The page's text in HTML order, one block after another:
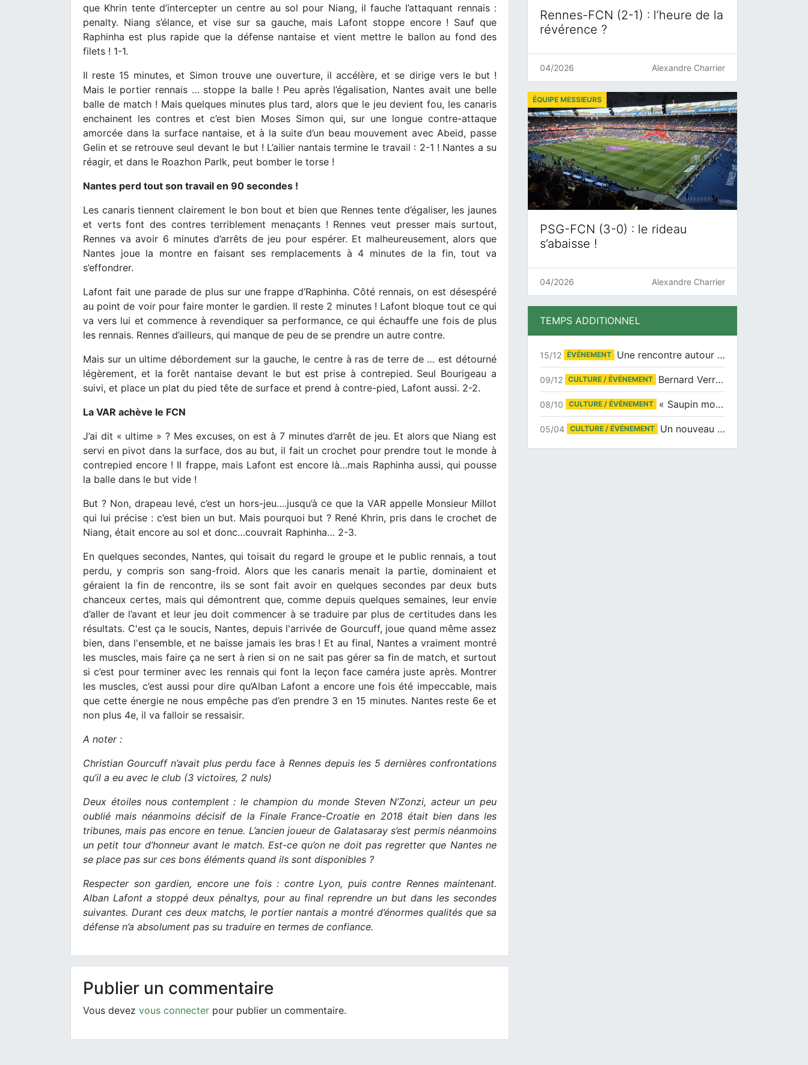
que Khrin tente d’intercepter un centre au sol pour Niang, il fauche l’attaquant rennais :
penalty. Niang s’élance, et vise sur sa gauche, mais Lafont stoppe encore ! Sauf que
Raphinha est plus rapide que la défense nantaise et vient mettre le ballon au fond des
filets ! 1-1.
Il reste 15 minutes, et Simon trouve une ouverture, il accélère, et se dirige vers le but !
Mais le portier rennais … stoppe la balle ! Peu après l’égalisation, Nantes avait une belle
balle de match ! Mais quelques minutes plus tard, alors que le jeu devient fou, les canaris
enchainent les contres et c’est bien Moses Simon qui, sur une longue contre-attaque
amorcée dans la surface nantaise, et à la suite d’un beau mouvement avec Abeid, passe
Gelin et se retrouve seul devant le but ! L’ailier nantais termine le travail : 2-1 ! Nantes a su
réagir, et dans le Roazhon Parlk, peut bomber le torse !
Nantes perd tout son travail en 90 secondes !
Les canaris tiennent clairement le bon bout et bien que Rennes tente d’égaliser, les jaunes
et verts font des contres terriblement menaçants ! Rennes veut presser mais surtout,
Rennes va avoir 6 minutes d’arrêts de jeu pour espérer. Et malheureusement, alors que
Nantes joue la montre en faisant ses remplacements à 4 minutes de la fin, tout va
s’effondrer.
Lafont fait une parade de plus sur une frappe d’Raphinha. Côté rennais, on est désespéré
au point de voir pour faire monter le gardien. Il reste 2 minutes ! Lafont bloque tout ce qui
va vers lui et commence à revendiquer sa performance, ce qui échauffe une fois de plus
les rennais. Rennes d’ailleurs, qui manque de peu de se prendre un autre contre.
Mais sur un ultime débordement sur la gauche, le centre à ras de terre de … est détourné
légèrement, et la forêt nantaise devant le but est prise à contrepied. Seul Bourigeau a
suivi, et place un plat du pied tête de surface et prend à contre-pied, Lafont aussi. 2-2.
La VAR achève le FCN
J’ai dit « ultime » ? Mes excuses, on est à 7 minutes d’arrêt de jeu. Et alors que Niang est
servi en pivot dans la surface, dos au but, il fait un crochet pour prendre tout le monde à
contrepied encore ! Il frappe, mais Lafont est encore là…mais Raphinha aussi, qui pousse
la balle dans le but vide !
But ? Non, drapeau levé, c’est un hors-jeu….jusqu’à ce que la VAR appelle Monsieur Millot
qui lui précise : c’est bien un but. Mais pourquoi but ? René Khrin, pris dans le crochet de
Niang, était encore au sol et donc…couvrait Raphinha… 2-3.
En quelques secondes, Nantes, qui toisait du regard le groupe et le public rennais, a tout
perdu, y compris son sang-froid. Alors que les canaris menait la partie, dominaient et
géraient la fin de rencontre, ils se sont fait avoir en quelques secondes par deux buts
chanceux certes, mais qui démontrent que, comme depuis quelques semaines, leur envie
d’aller de l’avant et leur jeu doit commencer à se traduire par plus de certitudes dans les
résultats. C'est ça le soucis, Nantes, depuis l'arrivée de Gourcuff, joue quand même assez
bien, dans l'ensemble, et ne baisse jamais les bras ! Et au final, Nantes a vraiment montré
les muscles, mais faire ça ne sert à rien si on ne sait pas gérer sa fin de match, et surtout
si c’est pour terminer avec les rennais qui font la leçon face caméra juste après. Montrer
les muscles, c’est aussi pour dire qu’Alban Lafont a encore une fois été impeccable, mais
que cette énergie ne nous empêche pas d’en prendre 3 en 15 minutes. Nantes reste 6e et
non plus 4e, il va falloir se ressaisir.
A noter :
Christian Gourcuff n’avait plus perdu face à Rennes depuis les 5 dernières confrontations
qu’il a eu avec le club (3 victoires, 2 nuls)
Deux étoiles nous contemplent : le champion du monde Steven N’Zonzi, acteur un peu
oublié mais néanmoins décisif de la Finale France-Croatie en 2018 était bien dans les
tribunes, mais pas encore en tenue. L’ancien joueur de Galatasaray s’est permis néanmoins
un petit tour d’honneur avant le match. Est-ce qu’on ne doit pas regretter que Nantes ne
se place pas sur ces bons éléments quand ils sont disponibles ?
Respecter son gardien, encore une fois : contre Lyon, puis contre Rennes maintenant.
Alban Lafont a stoppé deux pénaltys, pour au final reprendre un but dans les secondes
suivantes. Durant ces deux matchs, le portier nantais a montré d’énormes qualités que sa
défense n’a absolument pas su traduire en termes de confiance.
Publier un commentaire
Vous devez vous connecter pour publier un commentaire.
Rennes-FCN (2-1) : l’heure de la
révérence ?
04/2026 Alexandre Charrier
PSG-FCN (3-0) : le rideau
s’abaisse !
ÉQUIPE MESSIEURS
04/2026 Alexandre Charrier
TEMPS ADDITIONNEL
15/12 ÉVÉNEMENT Une rencontre autour de Jean-Claude Suaudeau
09/12 CULTURE / ÉVÉNEMENT Bernard Verret en dédicaces le samedi 13 décembre à l’Espace Culturel Atlantis
08/10 CULTURE / ÉVÉNEMENT « Saupin mon amour » au salon du livre de Trentemoult
05/04 CULTURE / ÉVÉNEMENT Un nouveau tirage pour le Docu-BD